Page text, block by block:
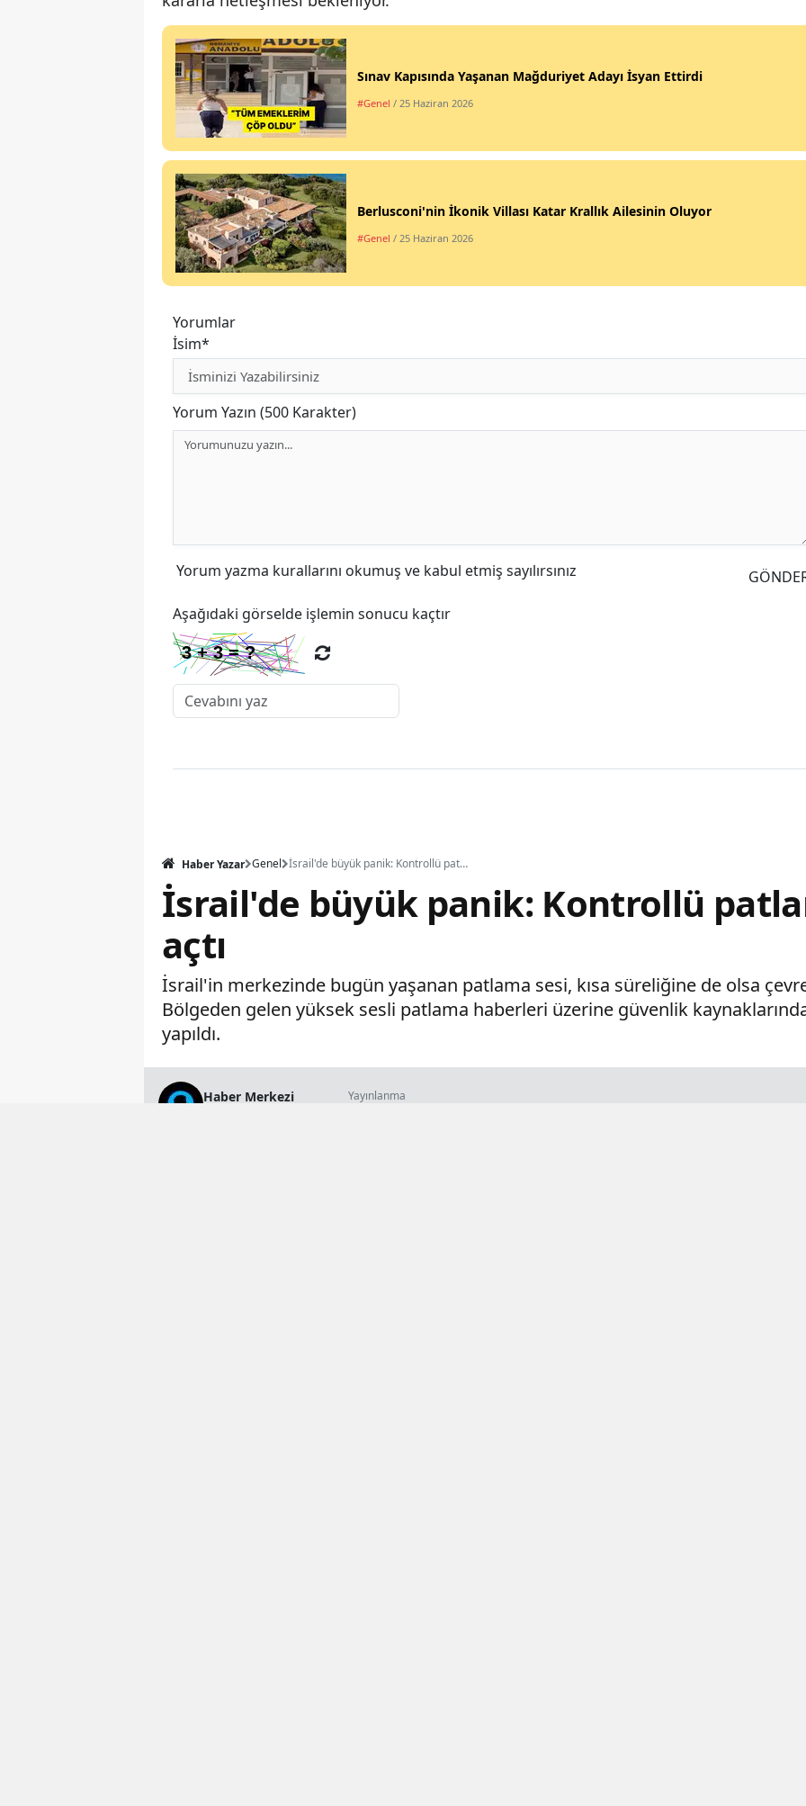
Sınav Kapısında Yaşanan Mağduriyet Adayı İsyan Ettirdi
#Genel / 25 Haziran 2026
Berlusconi'nin İkonik Villası Katar Krallık Ailesinin Oluyor
#Genel / 25 Haziran 2026
Yorumlar
İsim*
Yorum Yazın (500 Karakter)
Yorum yazma kurallarını okumuş ve kabul etmiş sayılırsınız
Aşağıdaki görselde işlemin sonucu kaçtır
Haber Yazar Genel İsrail'de büyük panik: Kontrollü patlama paniğe yol açtı
İsrail'de büyük panik: Kontrollü
açtı
İsrail'in merkezinde bugün yaşanan patlama sesi, kısa süreliğine de olsa
Bölgeden gelen yüksek sesli patlama haberleri üzerine güvenlik
yapıldı.
Haber Merkezi Yayınlanma